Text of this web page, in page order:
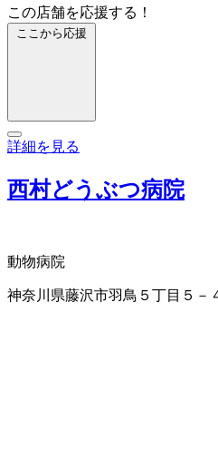
この店舗を応援する！
ここから応援
詳細を見る
西村どうぶつ病院
動物病院
神奈川県藤沢市羽鳥５丁目５－